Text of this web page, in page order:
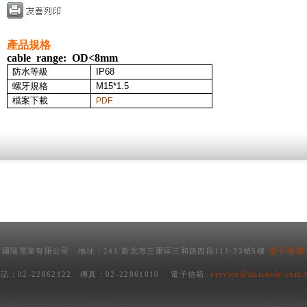
產品規格
cable range: OD<8mm
防水等級
IP68
螺牙規格
M15*1.5
檔案下載
PDF
國陽電業有限公司 地址：241 新北市三重區三和路四段111-33號5樓 電子地圖
話：02-22862122 傳真：02-22861010 電子信箱: